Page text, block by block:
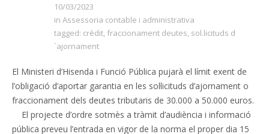
10/03/2023
in Assessoria contable i administrativa
tagged: crèdit, fraccionament deutes, sol.licituds d
´ajornament
El Ministeri d’Hisenda i Funció Pública pujarà el límit exent de
l’obligació d’aportar garantia en les sol·licituds d’ajornament o
fraccionament dels deutes tributaris de 30.000 a 50.000 euros.
El projecte d’ordre sotmès a tràmit d’audiència i informació
pública preveu l’entrada en vigor de la norma el proper dia 15